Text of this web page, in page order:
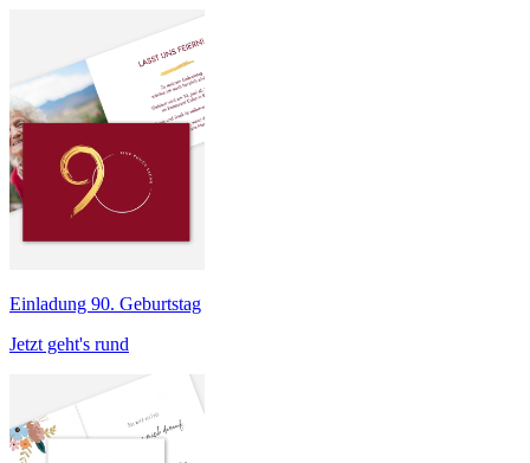
Einladung 90. Geburtstag
Jetzt geht's rund